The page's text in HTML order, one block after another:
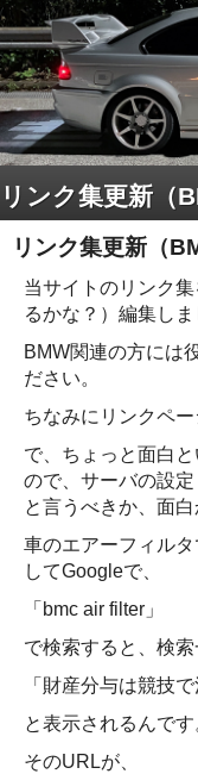
リンク集更新（
当サイトのリンク
るかな？）編集しま
BMW関連の方には
ださい。
ちなみにリンクペー
で、ちょっと面白
ので、サーバの設
と言うべきか、面
車のエアーフィル
してGoogleで、
「bmc air filter」
で検索すると、検索
「財産分与は競技で
と表示されるんで
そのURLが、